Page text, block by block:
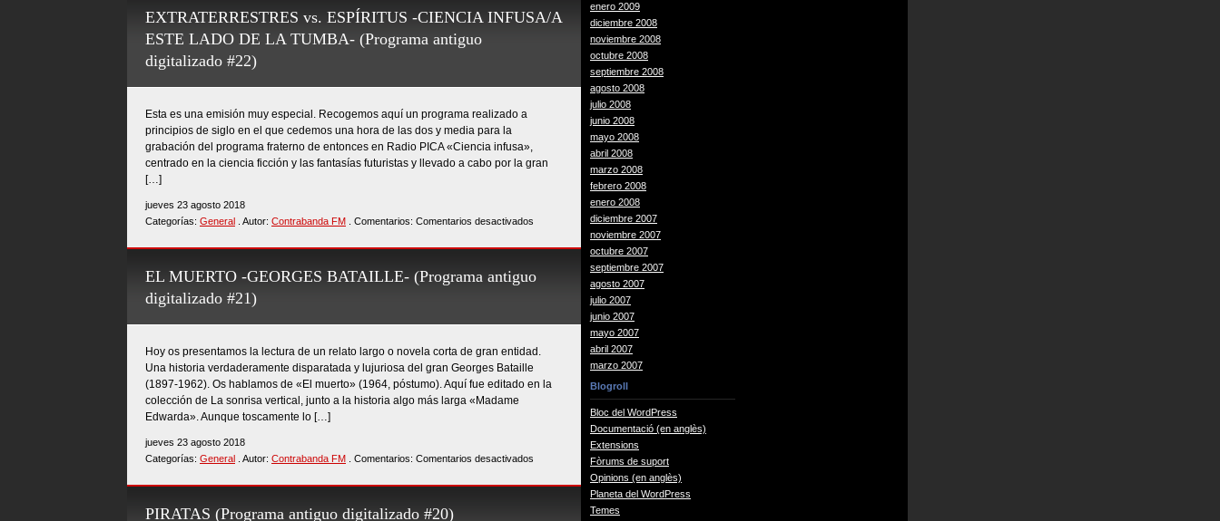
–
MAR
EXTRATERRESTRES vs. ESPÍRITUS -CIENCIA INFUSA/A
ESTE LADO DE LA TUMBA- (Programa antiguo
digitalizado #22)
Esta es una emisión muy especial. Recogemos aquí un programa realizado a
principios de siglo en el que cedemos una hora de las dos y media para la
grabación del programa fraterno de entonces en Radio PICA «Ciencia infusa»,
centrado en la ciencia ficción y las fantasías futuristas y llevado a cabo por la gran
[…]
jueves 23 agosto 2018
Categorías: General . Autor: Contrabanda FM . Comentarios: Comentarios desactivados
EXTRATERRESTRES
vs.
-
LADO
LA
EL MUERTO -GEORGES BATAILLE- (Programa antiguo
digitalizado #21)
Hoy os presentamos la lectura de un relato largo o novela corta de gran entidad.
Una historia verdaderamente disparatada y lujuriosa del gran Georges Bataille
(1897-1962). Os hablamos de «El muerto» (1964, póstumo). Aquí fue editado en la
colección de La sonrisa vertical, junto a la historia algo más larga «Madame
Edwarda». Aunque toscamente lo […]
jueves 23 agosto 2018
Categorías: General . Autor: Contrabanda FM . Comentarios: Comentarios desactivados
MUERTO
PIRATAS (Programa antiguo digitalizado #20)
enero 2009
diciembre 2008
noviembre 2008
octubre 2008
septiembre 2008
agosto 2008
julio 2008
junio 2008
mayo 2008
abril 2008
marzo 2008
febrero 2008
enero 2008
diciembre 2007
noviembre 2007
octubre 2007
septiembre 2007
agosto 2007
julio 2007
junio 2007
mayo 2007
abril 2007
marzo 2007
Blogroll
Bloc del WordPress
Documentació (en anglès)
Extensions
Fòrums de suport
Opinions (en anglès)
Planeta del WordPress
Temes